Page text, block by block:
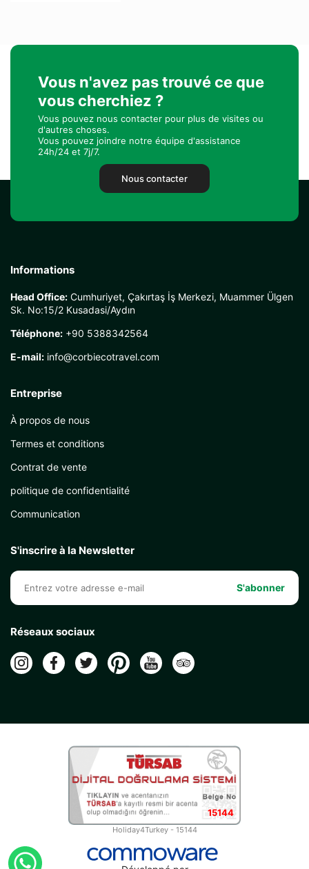
Vous n'avez pas trouvé ce que
vous cherchiez ?
Vous pouvez nous contacter pour plus de visites ou
d'autres choses.
Vous pouvez joindre notre équipe d'assistance
24h/24 et 7j/7.
Nous contacter
Informations
Head Office: Cumhuriyet, Çakırtaş İş Merkezi, Muammer Ülgen
Sk. No:15/2 Kusadasi/Aydın
Téléphone: +90 5388342564
E-mail: info@corbiecotravel.com
Entreprise
À propos de nous
Termes et conditions
Contrat de vente
politique de confidentialité
Communication
S'inscrire à la Newsletter
S'abonner
Réseaux sociaux
15144
Holiday4Turkey - 15144